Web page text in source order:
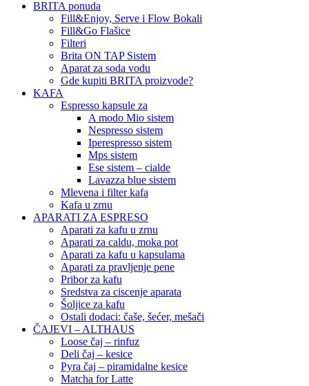
BRITA ponuda
Fill&Enjoy, Serve i Flow Bokali
Fill&Go Flašice
Filteri
Brita ON TAP Sistem
Aparat za soda vodu
Gde kupiti BRITA proizvode?
KAFA
Espresso kapsule za
A modo Mio sistem
Nespresso sistem
Iperespresso sistem
Mps sistem
Ese sistem – cialde
Lavazza blue sistem
Mlevena i filter kafa
Kafa u zrnu
APARATI ZA ESPRESO
Aparati za kafu u zrnu
Aparati za caldu, moka pot
Aparati za kafu u kapsulama
Aparati za pravljenje pene
Pribor za kafu
Sredstva za ciscenje aparata
Šoljice za kafu
Ostali dodaci: čaše, šećer, mešači
ČAJEVI – ALTHAUS
Loose čaj – rinfuz
Deli čaj – kesice
Pyra čaj – piramidalne kesice
Matcha for Latte